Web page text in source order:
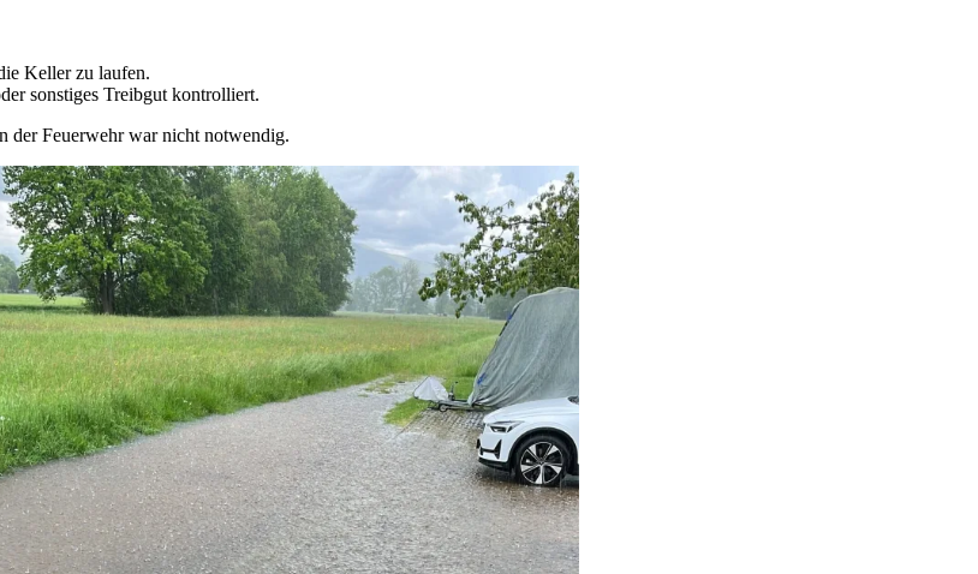
Keller zu laufen.
sonstiges Treibgut kontrolliert.
der Feuerwehr war nicht notwendig.